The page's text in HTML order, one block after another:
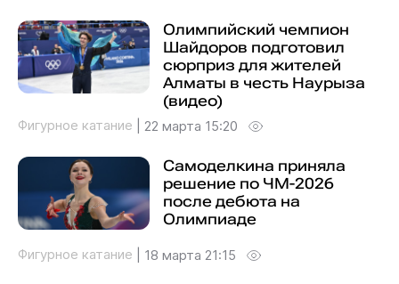
Олимпийский чемпион
Шайдоров подготовил
сюрприз для жителей
Алматы в честь Наурыза
(видео)
Фигурное катание 22 марта 15:20
Самоделкина приняла
решение по ЧМ-2026
после дебюта на
Олимпиаде
Фигурное катание 18 марта 21:15